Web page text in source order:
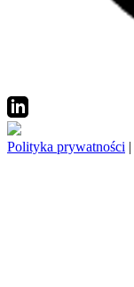
Polityka prywatności |